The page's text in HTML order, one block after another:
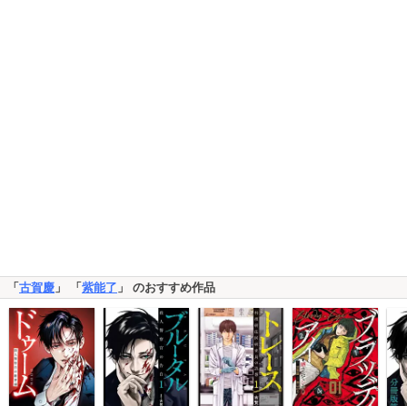
「古賀慶 」 「紫能了 」 のおすすめ作品